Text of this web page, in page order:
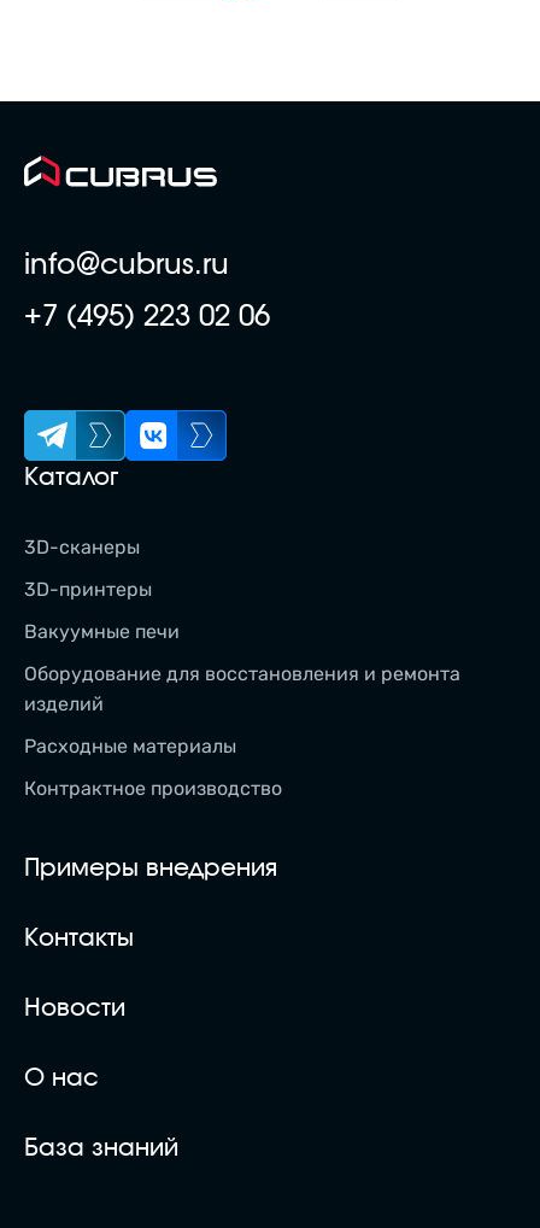
info@cubrus.ru
+7 (495) 223 02 06
Каталог
3D-сканеры
3D-принтеры
Вакуумные печи
Оборудование для восстановления и ремонта
изделий
Расходные материалы
Контрактное производство
Примеры внедрения
Контакты
Новости
О нас
База знаний